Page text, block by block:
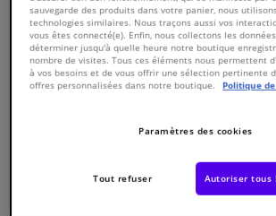
Fenêtres & accessoires
Intérieur & ameublement
Styling & Performance
Nettoyage & protection
12416
TTC
sauvegarde des produits dans votre panier, nous
technologies similaires. Nous traçons aussi vos
vous êtes connecté(e). Enfin, nous collectons les
déterminer jusqu'à quelle heure notre boutique
nombre de visites. Tous ces éléments nous permettent
à vos besoins et de vous offrir une sélection pertinente
offres personnalisées dans notre boutique.
Politique
Paramètres des cookies
Tout refuser Autoriser tous